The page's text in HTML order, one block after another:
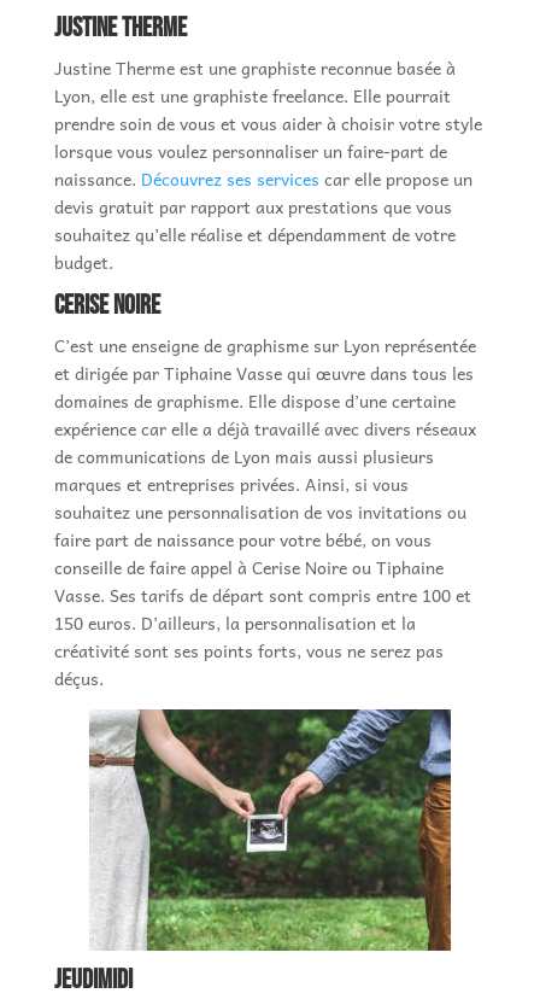
Justine Therme
Justine Therme est une graphiste reconnue basée à
Lyon, elle est une graphiste freelance. Elle pourrait
prendre soin de vous et vous aider à choisir votre style
lorsque vous voulez personnaliser un faire-part de
naissance. Découvrez ses services car elle propose un
devis gratuit par rapport aux prestations que vous
souhaitez qu’elle réalise et dépendamment de votre
budget.
Cerise noire
C’est une enseigne de graphisme sur Lyon représentée
et dirigée par Tiphaine Vasse qui œuvre dans tous les
domaines de graphisme. Elle dispose d’une certaine
expérience car elle a déjà travaillé avec divers réseaux
de communications de Lyon mais aussi plusieurs
marques et entreprises privées. Ainsi, si vous
souhaitez une personnalisation de vos invitations ou
faire part de naissance pour votre bébé, on vous
conseille de faire appel à Cerise Noire ou Tiphaine
Vasse. Ses tarifs de départ sont compris entre 100 et
150 euros. D’ailleurs, la personnalisation et la
créativité sont ses points forts, vous ne serez pas
déçus.
Jeudimidi